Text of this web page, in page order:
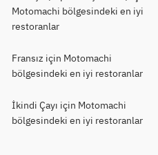
Motomachi bölgesindeki en iyi
restoranlar
Fransız için Motomachi
bölgesindeki en iyi restoranlar
İkindi Çayı için Motomachi
bölgesindeki en iyi restoranlar